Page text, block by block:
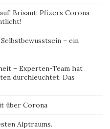
Brisant: Pfizers Corona
– ein
– Experten-Team hat
durchleuchtet. Das
über Corona
Alptraums.